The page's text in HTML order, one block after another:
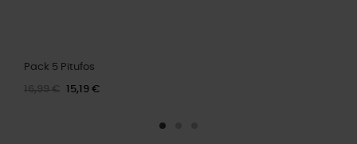
Pack 5 Pitufos
16,99 € 15,19 €